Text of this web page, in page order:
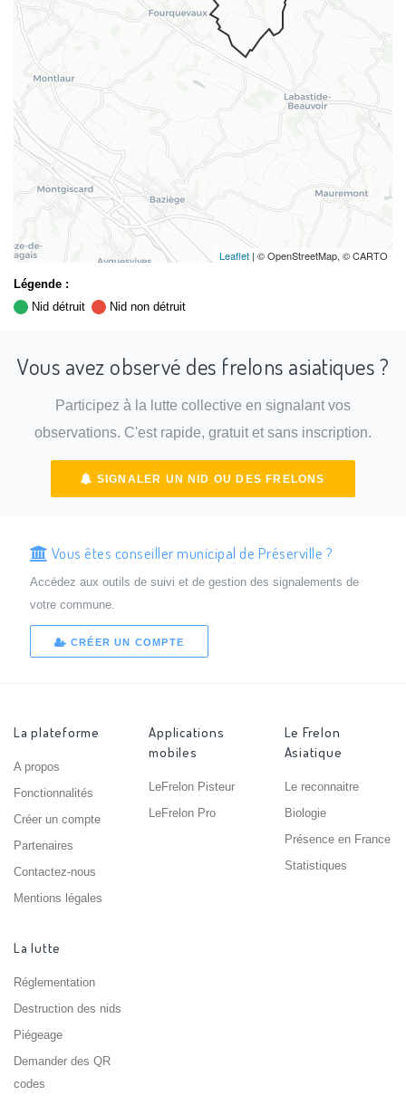
Leaflet | © OpenStreetMap, © CARTO
Légende :
Nid détruit
Nid non détruit
Vous avez observé des frelons asiatiques ?
Participez à la lutte collective en signalant vos
observations. C'est rapide, gratuit et sans inscription.
SIGNALER UN NID OU DES FRELONS
Vous êtes conseiller municipal de Préserville ?
Accédez aux outils de suivi et de gestion des signalements de
votre commune.
CRÉER UN COMPTE
La plateforme
A propos
Fonctionnalités
Créer un compte
Partenaires
Contactez-nous
Mentions légales
Applications
mobiles
LeFrelon Pisteur
LeFrelon Pro
Le Frelon
Asiatique
Le reconnaitre
Biologie
Présence en France
Statistiques
La lutte
Réglementation
Destruction des nids
Piégeage
Demander des QR
codes